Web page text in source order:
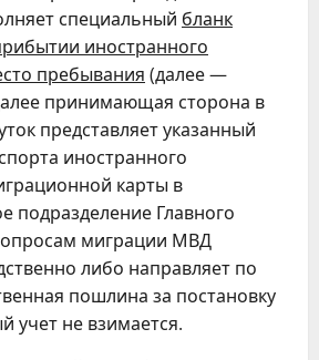
специальный бланк
иностранного
пребывания (далее —
принимающая сторона в
представляет указанный
иностранного
карты в
подразделение Главного
миграции МВД
либо направляет по
пошлина за постановку
учет не взимается.